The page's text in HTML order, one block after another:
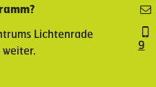
Lichtenrade
9